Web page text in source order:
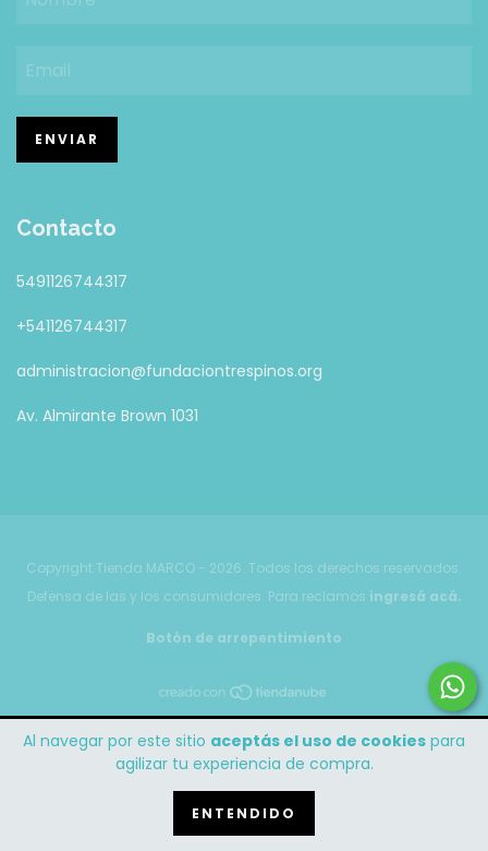
Al navegar por este sitio aceptás el uso de cookies para
agilizar tu experiencia de compra.
ENTENDIDO
Contacto
5491126744317
+541126744317
administracion@fundaciontrespinos.org
Av. Almirante Brown 1031
Copyright Tienda MARCO - 2026. Todos los derechos reservados.
Defensa de las y los consumidores. Para reclamos ingresá acá.
Botón de arrepentimiento